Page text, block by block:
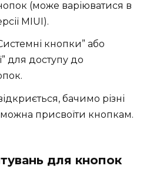
(може варіюватися в
MIUI).
кнопки” або
для доступу до
бачимо різні
присвоїти кнопкам.
для кнопок